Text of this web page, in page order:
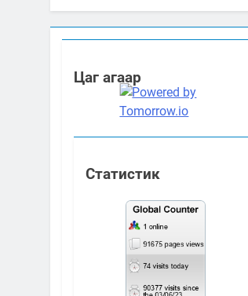
зөвлөлийн 2025 оны үйл
ажиллагааны жилийн
Цаг агаар
Статистик